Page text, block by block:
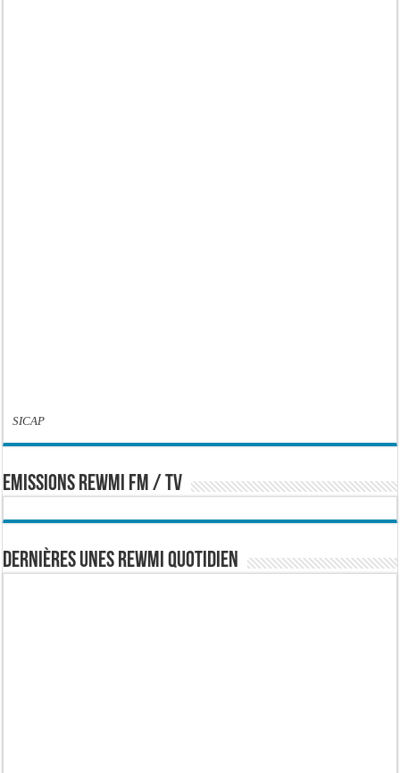
SICAP
EMISSIONS REWMI FM / TV
Dernières Unes Rewmi Quotidien